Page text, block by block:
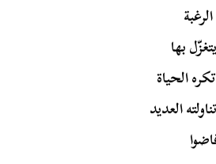
بها
الحياة
العديد